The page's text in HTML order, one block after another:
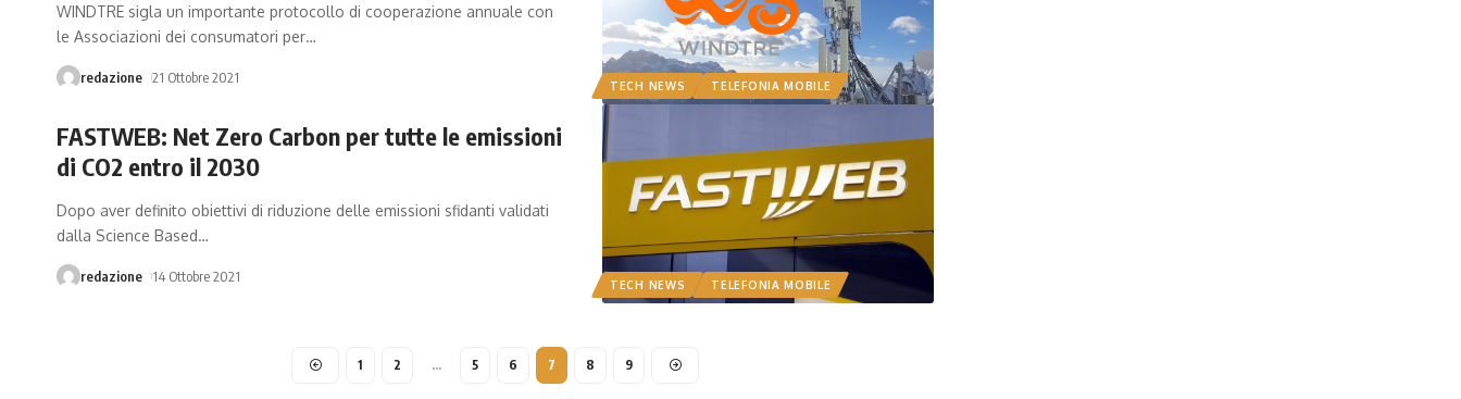
TECH NEWS TELEFONIA MOBILE
WINDTRE sigla un importante protocollo di cooperazione annuale con
le Associazioni dei consumatori per…
redazione 21 Ottobre 2021
TECH NEWS TELEFONIA MOBILE
FASTWEB: Net Zero Carbon per tutte le emissioni
di CO2 entro il 2030
Dopo aver definito obiettivi di riduzione delle emissioni sfidanti validati
dalla Science Based…
redazione 14 Ottobre 2021
1 2 … 5 6 7 8 9